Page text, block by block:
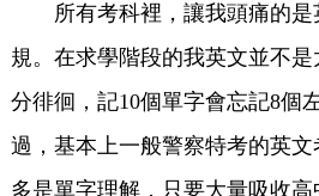
所有考科裡，讓我頭痛的
規。在求學階段的我英文並不
分徘徊，記10個單字會忘記8個
過，基本上一般警察特考的英
多是單字理解，只要大量吸收